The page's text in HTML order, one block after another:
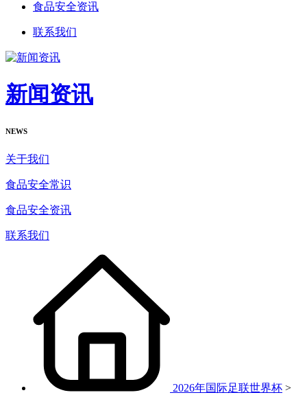
食品安全资讯
联系我们
新闻资讯
NEWS
关于我们
食品安全常识
食品安全资讯
联系我们
2026年国际足联世界杯 >